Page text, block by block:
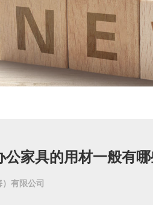
公家具的用材一般有
有限公司